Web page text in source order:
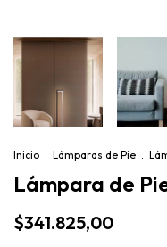
Inicio . Lámparas de Pie .
Lámpara de
$341.825,00